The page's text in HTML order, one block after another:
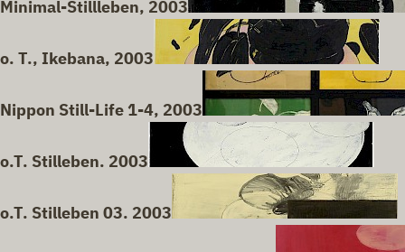
Minimal-Stillleben, 2003
o. T., Ikebana, 2003
Nippon Still-Life 1-4, 2003
o.T. Stilleben. 2003
o.T. Stilleben 03. 2003